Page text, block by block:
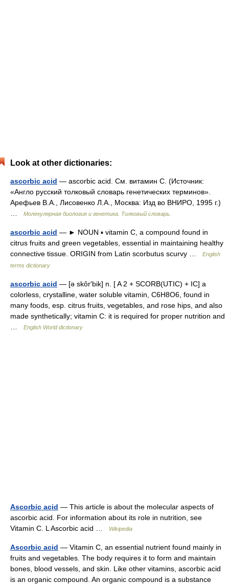
Look at other dictionaries:
ascorbic acid — ascorbic acid. См. витамин С. (Источник:
«Англо русский толковый словарь генетических терминов».
Арефьев В.А., Лисовенко Л.А., Москва: Изд во ВНИРО, 1995 г.)
Молекулярная биология и генетика. Толковый словарь.
ascorbic acid — ► NOUN ▪ vitamin C, a compound found in
citrus fruits and green vegetables, essential in maintaining healthy
connective tissue. ORIGIN from Latin scorbutus scurvy …
English
terms dictionary
ascorbic acid — [ə skôr′bik] n. [ A 2 + SCORB(UTIC) + IC] a
colorless, crystalline, water soluble vitamin, C6H8O6, found in
many foods, esp. citrus fruits, vegetables, and rose hips, and also
made synthetically; vitamin C: it is required for proper nutrition and
English World dictionary
Ascorbic acid — This article is about the molecular aspects of
ascorbic acid. For information about its role in nutrition, see
Vitamin C. L Ascorbic acid …
Wikipedia
Ascorbic acid — Vitamin C, an essential nutrient found mainly in
fruits and vegetables. The body requires it to form and maintain
bones, blood vessels, and skin. Like other vitamins, ascorbic acid
is an organic compound. An organic compound is a substance